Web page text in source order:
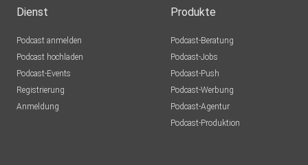
Dienst
Podcast anmelden
Podcast hochladen
Podcast-Events
Registrierung
Anmeldung
Produkte
Podcast-Beratung
Podcast-Jobs
Podcast-Push
Podcast-Werbung
Podcast-Agentur
Podcast-Produktion